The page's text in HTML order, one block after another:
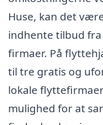
Huse, kan det
indhente tilbud
firmaer. På
til tre gratis og
lokale
mulighed for at